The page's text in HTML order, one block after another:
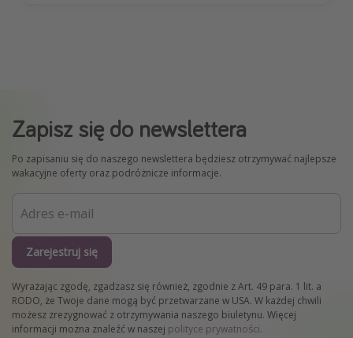
Zapisz się do newslettera
Po zapisaniu się do naszego newslettera będziesz otrzymywać najlepsze
wakacyjne oferty oraz podróżnicze informacje.
Zarejestruj się
Wyrażając zgodę, zgadzasz się również, zgodnie z Art. 49 para. 1 lit. a
RODO, że Twoje dane mogą być przetwarzane w USA. W każdej chwili
możesz zrezygnować z otrzymywania naszego biuletynu. Więcej
informacji można znaleźć w naszej polityce prywatności.